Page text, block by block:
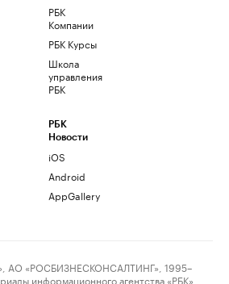
РБК
Компании
РБК Курсы
Школа
управления
РБК
РБК
Новости
iOS
Android
AppGallery
«РОСБИЗНЕСКОНСАЛТИНГ», 1995–
информационного агентства «РБК»